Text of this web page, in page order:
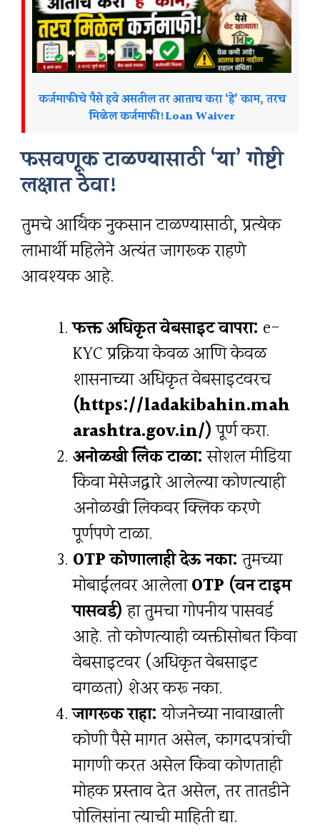
कर्जमाफीचे पैसे हवे असतील तर आताच करा ‘हे’ काम, तरच
मिळेल कर्जमाफी!Loan Waiver
फसवणूक टाळण्यासाठी ‘या’ गोष्टी
लक्षात ठेवा!
तुमचे आर्थिक नुकसान टाळण्यासाठी, प्रत्येक
लाभार्थी महिलेने अत्यंत जागरूक राहणे
आवश्यक आहे.
फक्त अधिकृत वेबसाइट वापरा: e-
KYC प्रक्रिया केवळ आणि केवळ
शासनाच्या अधिकृत वेबसाइटवरच
(https://ladakibahin.mah
arashtra.gov.in/)पूर्ण करा.
अनोळखी लिंक टाळा:सोशल मीडिया
किंवा मेसेजद्वारे आलेल्या कोणत्याही
अनोळखी लिंकवर क्लिक करणे
पूर्णपणे टाळा.
OTP कोणालाही देऊ नका:तुमच्या
मोबाईलवर आलेलाOTP (वन टाइम
पासवर्ड)हा तुमचा गोपनीय पासवर्ड
आहे. तो कोणत्याही व्यक्तीसोबत किंवा
वेबसाइटवर (अधिकृत वेबसाइट
वगळता) शेअर करू नका.
जागरूक राहा:योजनेच्या नावाखाली
कोणी पैसे मागत असेल, कागदपत्रांची
मागणी करत असेल किंवा कोणताही
मोहक प्रस्ताव देत असेल, तर तातडीने
पोलिसांना त्याची माहिती द्या.